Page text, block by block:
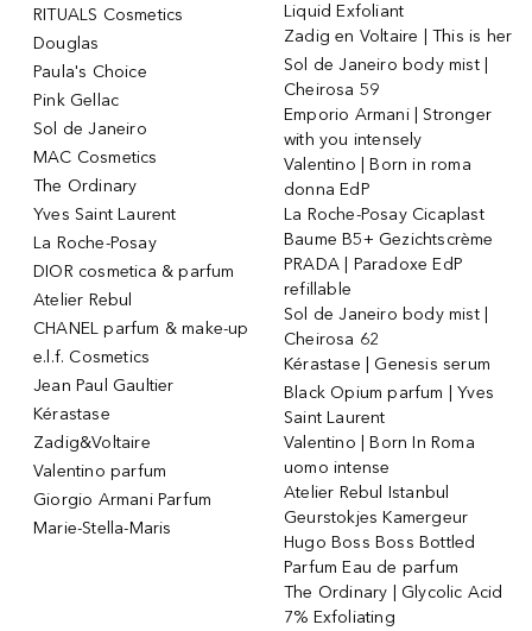
RITUALS Cosmetics
Douglas
Paula's Choice
Pink Gellac
Sol de Janeiro
MAC Cosmetics
The Ordinary
Yves Saint Laurent
La Roche-Posay
DIOR cosmetica & parfum
Atelier Rebul
CHANEL parfum & make-up
e.l.f. Cosmetics
Jean Paul Gaultier
Kérastase
Zadig&Voltaire
Valentino parfum
Giorgio Armani Parfum
Marie-Stella-Maris
Liquid Exfoliant
Zadig en Voltaire | This is her
Sol de Janeiro body mist |
Cheirosa 59
Emporio Armani | Stronger
with you intensely
Valentino | Born in roma
donna EdP
La Roche-Posay Cicaplast
Baume B5+ Gezichtscrème
PRADA | Paradoxe EdP
refillable
Sol de Janeiro body mist |
Cheirosa 62
Kérastase | Genesis serum
Black Opium parfum | Yves
Saint Laurent
Valentino | Born In Roma
uomo intense
Atelier Rebul Istanbul
Geurstokjes Kamergeur
Hugo Boss Boss Bottled
Parfum Eau de parfum
The Ordinary | Glycolic Acid
7% Exfoliating